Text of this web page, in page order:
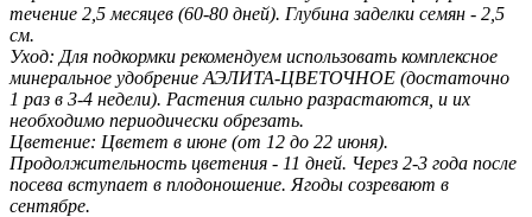
течение 2,5 ме­сяцев (60-80 дней). Глубина заделки семян - 2,5
см.
Уход: Для подкормки рекомендуем использовать комплексное
мине­ральное удобрение АЭЛИТА-ЦВЕТОЧНОЕ (достаточно
1 раз в 3-4 не­дели). Растения сильно разрастаются, и их
необходимо периодически обрезать.
Цветение: Цветет в июне (от 12 до 22 июня).
Продолжительность цветения - 11 дней. Через 2-3 года после
посева вступает в плодоноше­ние. Ягоды созревают в
сентябре.